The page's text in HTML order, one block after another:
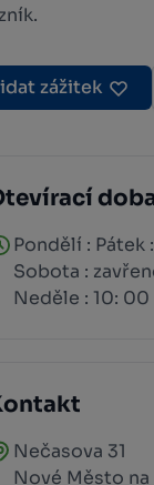
zážitek
Pondělí : Pátek
Sobota :
Neděle : 10: 00
Nečasova 31
Nové Město na